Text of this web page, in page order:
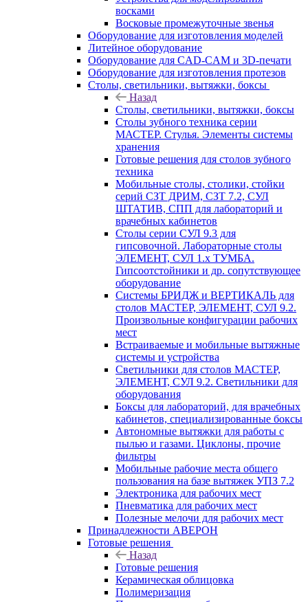
восками
Восковые промежуточные звенья
Оборудование для изготовления моделей
Литейное оборудование
Оборудование для CAD-CAM и 3D-печати
Оборудование для изготовления протезов
Cтолы, светильники, вытяжки, боксы
Назад
Cтолы, светильники, вытяжки, боксы
Столы зубного техника серии
МАСТЕР. Стулья. Элементы системы
хранения
Готовые решения для столов зубного
техника
Мобильные столы, столики, стойки
серий СЗТ ДРИМ, СЗТ 7.2, СУЛ
ШТАТИВ, СПП для лабораторий и
врачебных кабинетов
Столы серии СУЛ 9.3 для
гипсовочной. Лабораторные столы
ЭЛЕМЕНТ, СУЛ 1.х ТУМБА.
Гипсоотстойники и др. сопутствующее
оборудование
Системы БРИДЖ и ВЕРТИКАЛЬ для
столов МАСТЕР, ЭЛЕМЕНТ, СУЛ 9.2.
Произвольные конфигурации рабочих
мест
Встраиваемые и мобильные вытяжные
системы и устройства
Светильники для столов МАСТЕР,
ЭЛЕМЕНТ, СУЛ 9.2. Светильники для
оборудования
Боксы для лабораторий, для врачебных
кабинетов, специализированные боксы
Автономные вытяжки для работы с
пылью и газами. Циклоны, прочие
фильтры
Мобильные рабочие места общего
пользования на базе вытяжек УПЗ 7.2
Электроника для рабочих мест
Пневматика для рабочих мест
Полезные мелочи для рабочих мест
Принадлежности АВЕРОН
Готовые решения
Назад
Готовые решения
Керамическая облицовка
Полимеризация